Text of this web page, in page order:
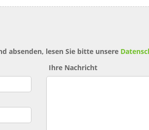
absenden, lesen Sie bitte unsere
Ihre Nachricht